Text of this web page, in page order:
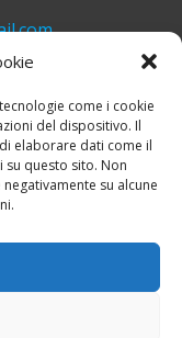
come i cookie
del dispositivo. Il
elaborare dati come il
su questo sito. Non
su alcune